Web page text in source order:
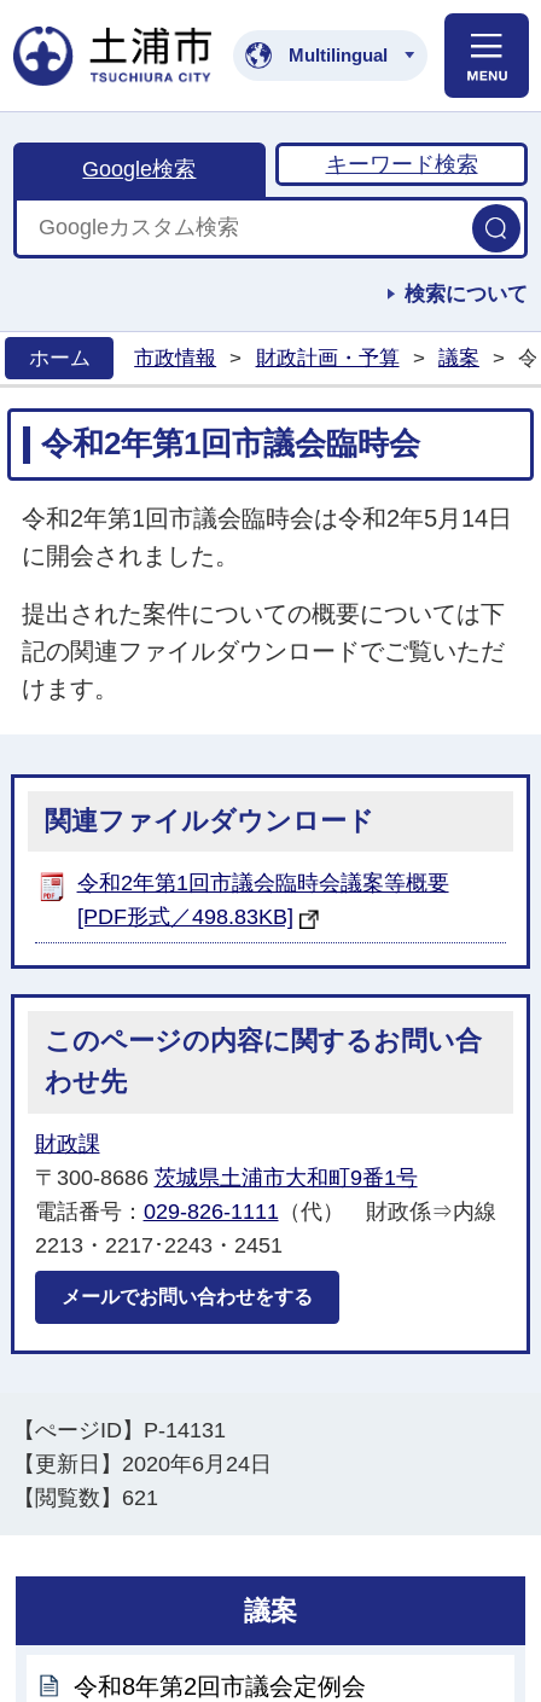
土浦市公式ホームペ
Multilingual
Google検索 キーワード検索
検索について
ホーム
市政情報 > 財政計画・予算 > 議案 >
令和2年第1回市議会臨時会
令和2年第1回市議会臨時会は令和2年5月14日
に開会されました。
提出された案件についての概要については下
記の関連ファイルダウンロードでご覧いただ
けます。
関連ファイルダウンロード
令和2年第1回市議会臨時会議案等概要
[PDF形式／498.83KB]
このページの内容に関するお問い合
わせ先
財政課
〒300-8686 茨城県土浦市大和町9番1号
電話番号： 029-826-1111 （代） 財政係⇒内線
2213・2217･2243・2451
メールでお問い合わせをする
【ぺージID】 P-14131
【更新日】 2020年6月24日
【閲覧数】 621
議案
令和8年第2回市議会定例会